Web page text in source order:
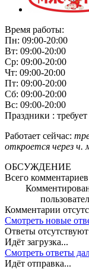
Время работы:
Пн: 09:00-20:00
Вт: 09:00-20:00
Ср: 09:00-20:00
Чт: 09:00-20:00
Пт: 09:00-20:00
Сб: 09:00-20:00
Вс: 09:00-20:00
Праздники :
Работает сейчас:
откроется через ч.
ОБСУЖДЕНИЕ
Всего
Комментарии
Смотреть новые
Ответы
Идёт загрузка...
Смотреть ответы
Идёт отправка...